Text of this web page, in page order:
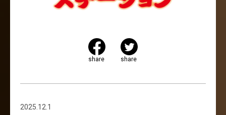
share share
2025.12.1